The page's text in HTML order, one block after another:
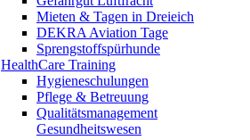
Mieten & Tagen in Dreieich
DEKRA Aviation Tage
Sprengstoffspürhunde
HealthCare Training
Hygieneschulungen
Pflege & Betreuung
Qualitätsmanagement
Gesundheitswesen